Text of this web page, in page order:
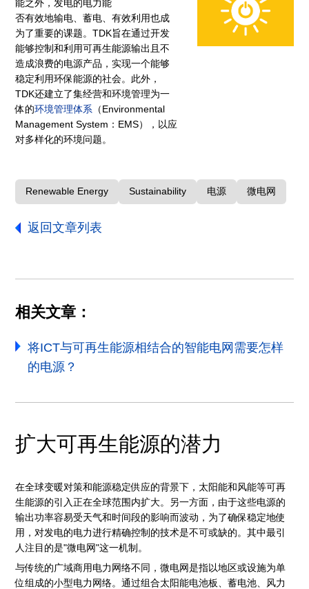
能之外，发电的电力能
否有效地输电、蓄电、有效利用也成
为了重要的课题。TDK旨在通过开发
能够控制和利用可再生能源输出且不
造成浪费的电源产品，实现一个能够
稳定利用环保能源的社会。此外，
TDK还建立了集经营和环境管理为一
体的环境管理体系 （Environmental
Management System：EMS），以应
对多样化的环境问题。
Renewable Energy Sustainability 电源 微电网
返回文章列表
相关文章：
将ICT与可再生能源相结合的智能电网需要怎样
的电源？
扩大可再生能源的潜力
在全球变暖对策和能源稳定供应的背景下，太阳能和风能等可再
生能源的引入正在全球范围内扩大。另一方面，由于这些电源的
输出功率容易受天气和时间段的影响而波动，为了确保稳定地使
用，对发电的电力进行精确控制的技术是不可或缺的。其中最引
人注目的是"微电网"这一机制。
与传统的广域商用电力网络不同，微电网是指以地区或设施为单
位组成的小型电力网络。通过组合太阳能电池板、蓄电池、风力